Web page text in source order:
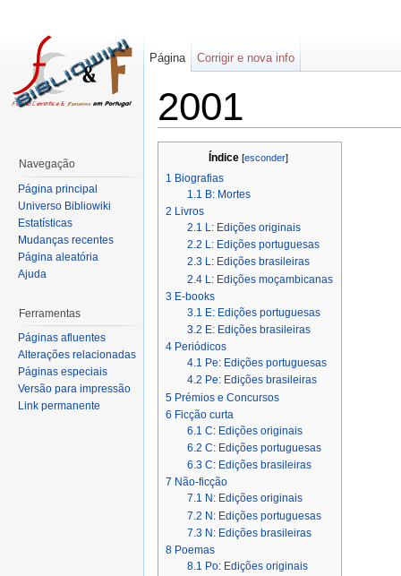
2001
Índice [esconder]
1 Biografias
1.1 B: Mortes
2 Livros
2.1 L: Edições originais
2.2 L: Edições portuguesas
2.3 L: Edições brasileiras
2.4 L: Edições moçambicanas
3 E-books
3.1 E: Edições portuguesas
3.2 E: Edições brasileiras
4 Periódicos
4.1 Pe: Edições portuguesas
4.2 Pe: Edições brasileiras
5 Prémios e Concursos
6 Ficção curta
6.1 C: Edições originais
6.2 C: Edições portuguesas
6.3 C: Edições brasileiras
7 Não-ficção
7.1 N: Edições originais
7.2 N: Edições portuguesas
7.3 N: Edições brasileiras
8 Poemas
8.1 Po: Edições originais
Página Corrigir e nova info
Navegação
Página principal
Universo Bibliowiki
Estatísticas
Mudanças recentes
Página aleatória
Ajuda
Ferramentas
Páginas afluentes
Alterações relacionadas
Páginas especiais
Versão para impressão
Link permanente